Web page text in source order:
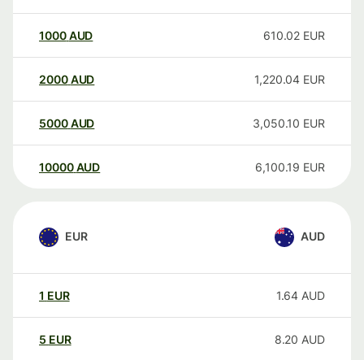
1000AUD 610.02 EUR
2000AUD 1,220.04 EUR
5000AUD 3,050.10 EUR
10000 AUD 6,100.19 EUR
EUR AUD
1 EUR 1.64 AUD
5 EUR 8.20 AUD